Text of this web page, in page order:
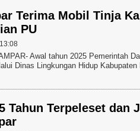
Terima Mobil Tinja
PU
Awal tahun 2025 Pemerintah
Dinas Lingkungan Hidup
Tahun Terpeleset dan